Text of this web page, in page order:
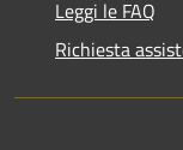
Leggi le FAQ
Richiesta